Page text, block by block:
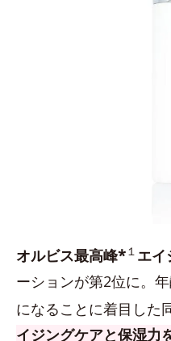
オルビス最高峰*１ エ
ーションが第2位に。
になることに着目した
イジングケアと保湿力